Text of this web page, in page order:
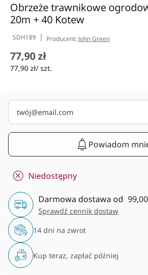
Obrzeże trawnikowe
20m + 40 Kotew
SDH189 Producent: John Green
77,90 zł
77,90 zł/ szt.
Powiadom
Niedostępny
Darmowa dostawa od
Sprawdź cennik dostaw
14 dni na zwrot
Kup teraz, zapłać później